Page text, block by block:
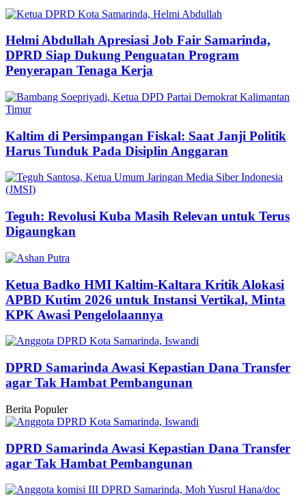
Helmi Abdullah Apresiasi Job Fair Samarinda,
DPRD Siap Dukung Penguatan Program
Penyerapan Tenaga Kerja
Kaltim di Persimpangan Fiskal: Saat Janji Politik
Harus Tunduk Pada Disiplin Anggaran
Teguh: Revolusi Kuba Masih Relevan untuk Terus
Digaungkan
Ketua Badko HMI Kaltim-Kaltara Kritik Alokasi
APBD Kutim 2026 untuk Instansi Vertikal, Minta
KPK Awasi Pengelolaannya
DPRD Samarinda Awasi Kepastian Dana Transfer
agar Tak Hambat Pembangunan
Berita Populer
DPRD Samarinda Awasi Kepastian Dana Transfer
agar Tak Hambat Pembangunan